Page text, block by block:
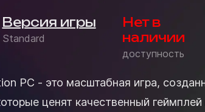
Версия игры
Standard
Нет в
наличии
доступность
PC - это масштабная игра,
ценят качественный геймплей